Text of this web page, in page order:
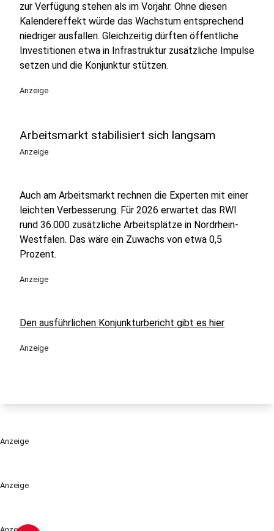
Anzeige
zur Verfügung stehen als im Vorjahr. Ohne diesen
Kalendereffekt würde das Wachstum entsprechend
niedriger ausfallen. Gleichzeitig dürften öffentliche
Investitionen etwa in Infrastruktur zusätzliche Impulse
setzen und die Konjunktur stützen.
Anzeige
Arbeitsmarkt stabilisiert sich langsam
Anzeige
Auch am Arbeitsmarkt rechnen die Experten mit einer
leichten Verbesserung. Für 2026 erwartet das RWI
rund 36.000 zusätzliche Arbeitsplätze in Nordrhein-
Westfalen. Das wäre ein Zuwachs von etwa 0,5
Prozent.
Anzeige
Den ausführlichen Konjunkturbericht gibt es hier
Anzeige
Anzeige